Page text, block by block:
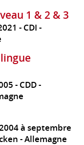
1 & 2 & 3
CDI
CDD
à septembre
Allemagne